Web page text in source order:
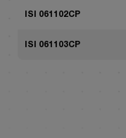
ISI 061102CP
ISI 061103CP